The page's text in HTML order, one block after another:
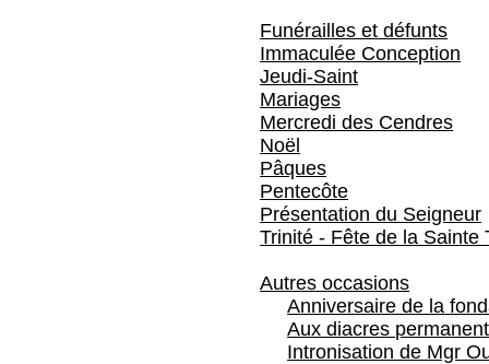
Funérailles et défunts
Immaculée Conception
Jeudi-Saint
Mariages
Mercredi des Cendres
Noël
Pâques
Pentecôte
Présentation du Seigneur
Trinité - Fête de la Sainte
Autres occasions
Anniversaire de la
Aux diacres
Intronisation de Mgr